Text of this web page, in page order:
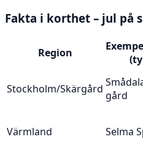
Fakta i korthet – jul på
Region
Stockholm/Skärgård gård
Värmland Selma